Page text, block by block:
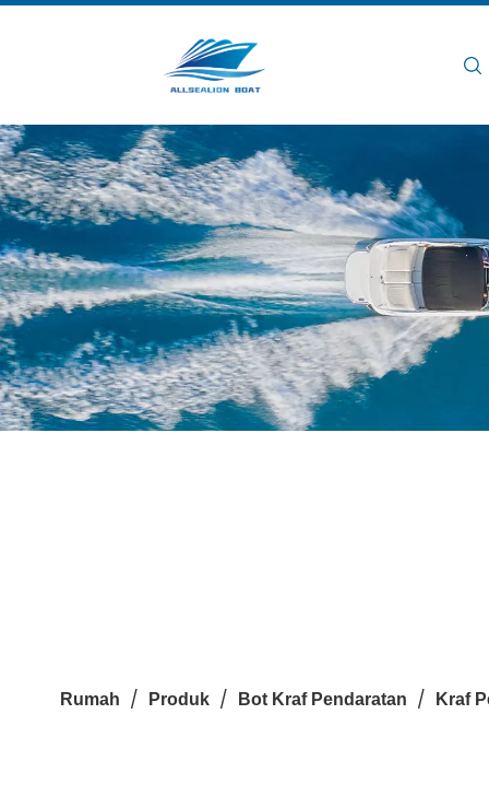
Rumah / Produk / Bot Kraf Pendaratan / Kraf